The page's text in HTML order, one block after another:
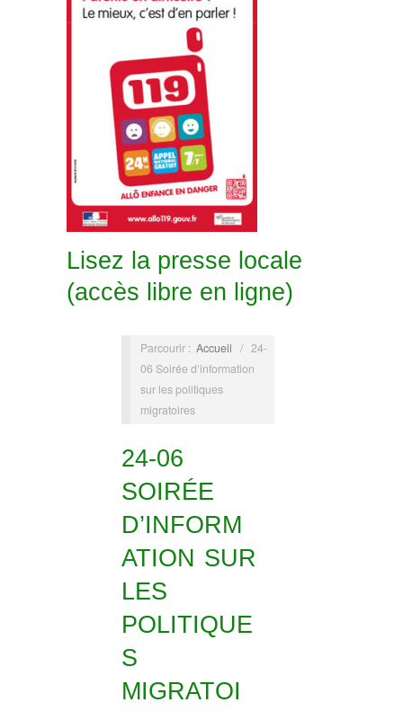
Lisez la presse locale
(accès libre en ligne)
Parcourir : Accueil / 24-
06 Soirée d’information
sur les politiques
migratoires
24-06
SOIRÉE
D’INFORM
ATION SUR
LES
POLITIQUE
S
MIGRATOI